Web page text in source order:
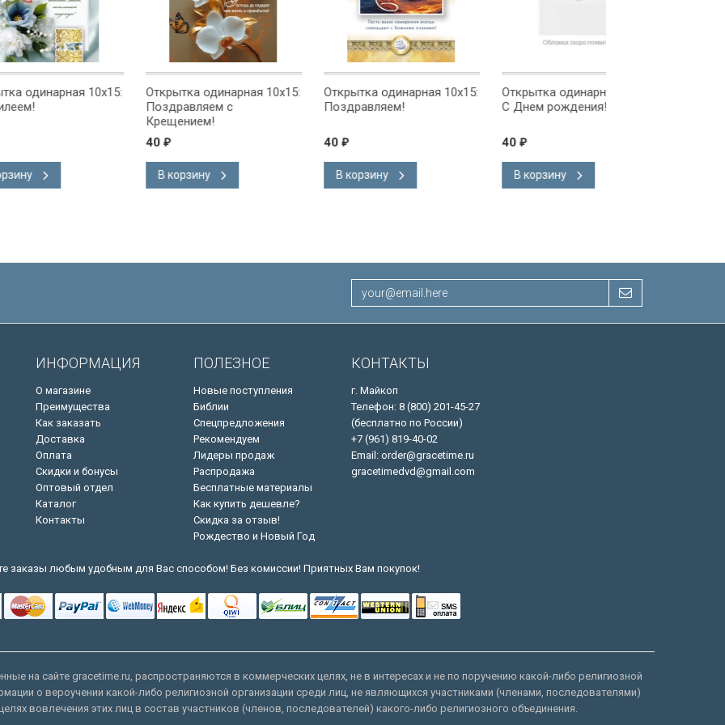
10x15:
Открытка одинарная 10x15:
Поздравляем с
Крещением!
Открытка одинарная 10x15:
Поздравляем!
Открытка одинарная 10x15:
С Днем рождения!
ИНФОРМАЦИЯ
О магазине
Преимущества
Как заказать
Доставка
Оплата
Скидки и бонусы
Оптовый отдел
Каталог
Контакты
ПОЛЕЗНОЕ
Новые поступления
Библии
Спецпредложения
Рекомендуем
Лидеры продаж
Распродажа
Бесплатные материалы
Как купить дешевле?
Скидка за отзыв!
Рождество и Новый Год
КОНТАКТЫ
г. Майкоп
Телефон: 8 (800) 201-45-27
(бесплатно по России)
+7 (961) 819-40-02
Email: order@gracetime.ru
gracetimedvd@gmail.com
заказы любым удобным для Вас способом! Без комиссии! Приятных Вам покупок!
на сайте gracetime.ru, распространяются в коммерческих целях, не в интересах и не по поручению какой-либо религиозной
о вероучении какой-либо религиозной организации среди лиц, не являющихся участниками (членами, последователями)
вовлечения этих лиц в состав участников (членов, последователей) какого-либо религиозного объединения.